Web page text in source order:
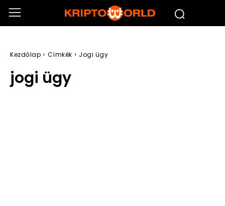
Kezdőlap Címkék Jogi ügy
jogi ügy